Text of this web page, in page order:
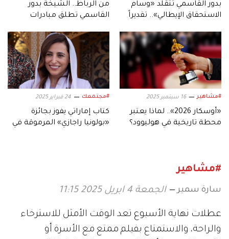
بدور القاسمي تتقلد «وسام
الاستحقاق الإيطالي».. تقديراً
من الرباط.. الشيخة بدور
القاسمي تطلق مبادرات
وترسيخ ثقافة الكتاب
#مشاهير 16 سبتمبر 2025
«أوسكار 2026».. لماذا يعتبر
محطة تاريخية في هوليوود؟
#مجتمعك 24 فبراير 2025
كتاب إماراتي يفوز بجائزة
«بولونيا راجازي» المرموقة في
#مشاهير
سارة سمير الجمعة 4 ابريل 2025 11:15
عطلات نهاية الأسبوع تعد الوقت الأمثل للاسترخاء
والراحة، والاستمتاع بفيلم ممتع مع الأسرة أو